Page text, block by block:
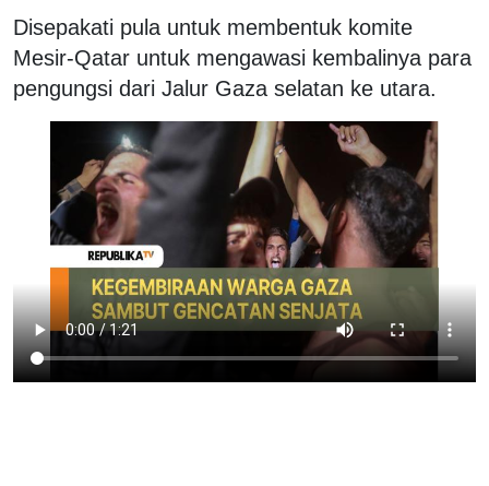
Disepakati pula untuk membentuk komite
Mesir-Qatar untuk mengawasi kembalinya para
pengungsi dari Jalur Gaza selatan ke utara.